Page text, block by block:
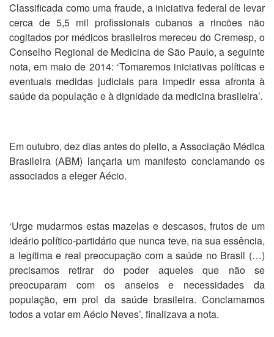
Classificada como uma fraude, a iniciativa federal de levar
cerca de 5,5 mil profissionais cubanos a rincões não
cogitados por médicos brasileiros mereceu do Cremesp, o
Conselho Regional de Medicina de São Paulo, a seguinte
nota, em maio de 2014: ‘Tomaremos iniciativas políticas e
eventuais medidas judiciais para impedir essa afronta à
saúde da população e à dignidade da medicina brasileira’.
Em outubro, dez dias antes do pleito, a Associação Médica
Brasileira (ABM) lançaria um manifesto conclamando os
associados a eleger Aécio.
‘Urge mudarmos estas mazelas e descasos, frutos de um
ideário político-partidário que nunca teve, na sua essência,
a legítima e real preocupação com a saúde no Brasil (…)
precisamos retirar do poder aqueles que não se
preocuparam com os anseios e necessidades da
população, em prol da saúde brasileira. Conclamamos
todos a votar em Aécio Neves’, finalizava a nota.